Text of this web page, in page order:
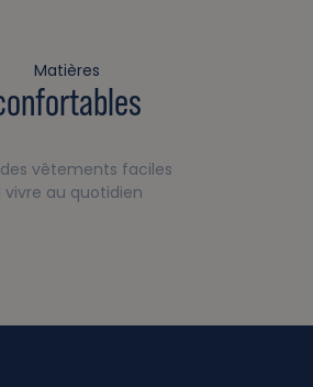
Matières
vêtements faciles
vivre au quotidien